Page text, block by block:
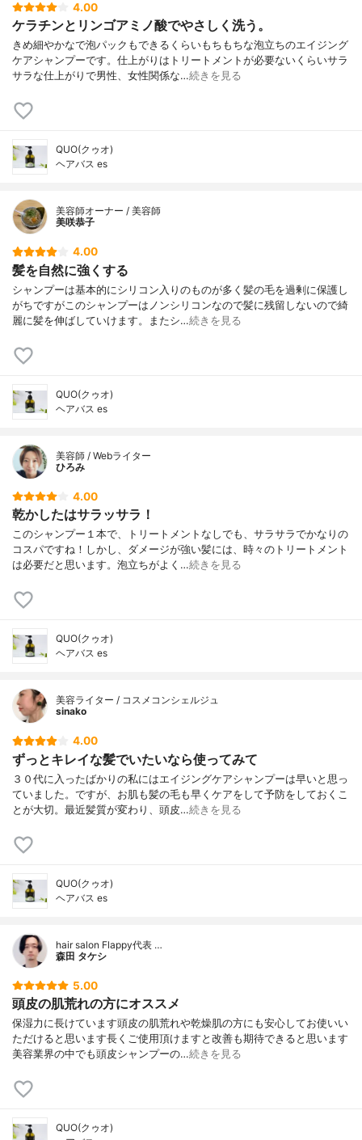
4.00
ケラチンとリンゴアミノ酸でやさしく洗う。
きめ細やかなで泡パックもできるくらいもちもちな泡立ちのエイジング
ケアシャンプーです。仕上がりはトリートメントが必要ないくらいサラ
サラな仕上がりで男性、女性関係な…続きを見る
QUO(クゥオ)
ヘアバス es
美容師オーナー / 美容師
美咲恭子
4.00
髪を自然に強くする
シャンプーは基本的にシリコン入りのものが多く髪の毛を過剰に保護し
がちですがこのシャンプーはノンシリコンなので髪に残留しないので綺
麗に髪を伸ばしていけます。またシ…続きを見る
QUO(クゥオ)
ヘアバス es
美容師 / Webライター
ひろみ
4.00
乾かしたはサラッサラ！
このシャンプー１本で、トリートメントなしでも、サラサラでかなりの
コスパですね！しかし、ダメージが強い髪には、時々のトリートメント
は必要だと思います。泡立ちがよく…続きを見る
QUO(クゥオ)
ヘアバス es
美容ライター / コスメコンシェルジュ
sinako
4.00
ずっとキレイな髪でいたいなら使ってみて
３０代に入ったばかりの私にはエイジングケアシャンプーは早いと思っ
ていました。ですが、お肌も髪の毛も早くケアをして予防をしておくこ
とが大切。最近髪質が変わり、頭皮…続きを見る
QUO(クゥオ)
ヘアバス es
hair salon Flappy代表 …
森田 タケシ
5.00
頭皮の肌荒れの方にオススメ
保湿力に長けています頭皮の肌荒れや乾燥肌の方にも安心してお使いい
ただけると思います長くご使用頂けますと改善も期待できると思います
美容業界の中でも頭皮シャンプーの…続きを見る
QUO(クゥオ)